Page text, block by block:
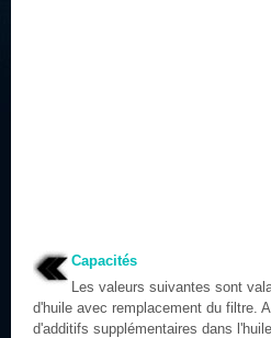
Capacités
Les valeurs suivantes sont
d'huile avec remplacement du filtre.
d'additifs supplémentaires dans